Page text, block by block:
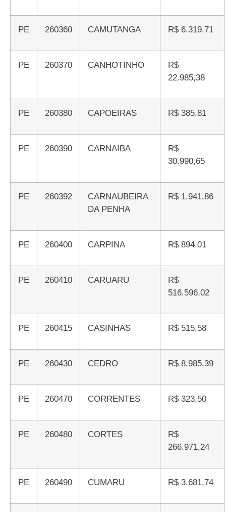
PE 260360 CAMUTANGA R$ 6.319,71
PE 260370 CANHOTINHO
R$
22.985,38
PE 260380 CAPOEIRAS R$ 385,81
PE 260390 CARNAIBA
R$
30.990,65
PE 260392
CARNAUBEIRA
DA PENHA
R$ 1.941,86
PE 260400 CARPINA R$ 894,01
PE 260410 CARUARU
R$
516.596,02
PE 260415 CASINHAS R$ 515,58
PE 260430 CEDRO R$ 8.985,39
PE 260470 CORRENTES R$ 323,50
PE 260480 CORTES
R$
266.971,24
PE 260490 CUMARU R$ 3.681,74